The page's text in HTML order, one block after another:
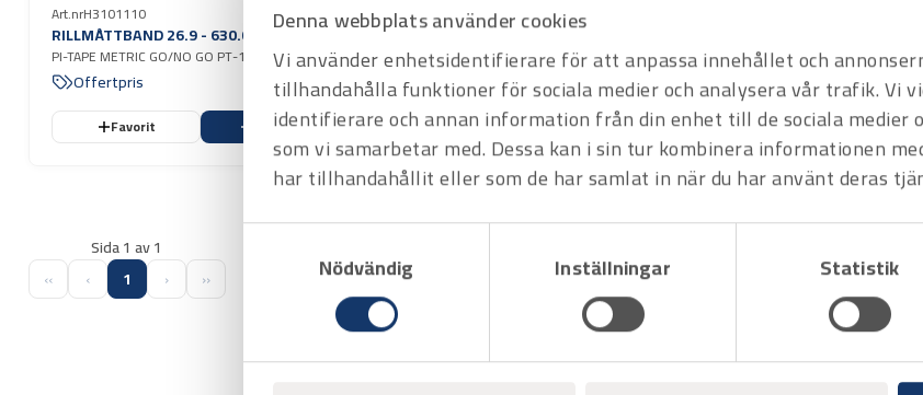
Denna webbplats använder cookies
Vi använder enhetsidentifierare för att anpassa innehållet och
tillhandahålla funktioner för sociala medier och analysera vår trafik. Vi
identifierare och annan information från din enhet till de sociala medier
som vi samarbetar med. Dessa kan i sin tur kombinera informationen
har tillhandahållit eller som de har samlat in när du har använt deras
Nödvändig
Inställningar Statistik
Art.nrH3101110
RILLMÅTTBAND 26.9 - 630.0 MM
PI-TAPE METRIC GO/NO GO PT-101
Offertpris
Favorit Varukorg
Sida 1 av 1
‹‹
‹ 1 › ››